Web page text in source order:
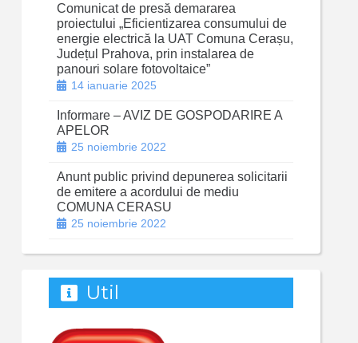
Comunicat de presă demararea
proiectului „Eficientizarea consumului de
energie electrică la UAT Comuna Cerașu,
Județul Prahova, prin instalarea de
panouri solare fotovoltaice”
14 ianuarie 2025
Informare – AVIZ DE GOSPODARIRE A
APELOR
25 noiembrie 2022
Anunt public privind depunerea solicitarii
de emitere a acordului de mediu
COMUNA CERASU
25 noiembrie 2022
Util